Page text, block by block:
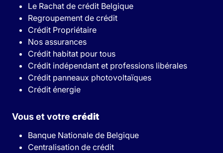
Le Rachat de crédit Belgique
Regroupement de crédit
Crédit Propriétaire
Nos assurances
Crédit habitat pour tous
Crédit indépendant et professions libérales
Crédit panneaux photovoltaïques
Crédit énergie
Vous et votre crédit
Banque Nationale de Belgique
Centralisation de crédit